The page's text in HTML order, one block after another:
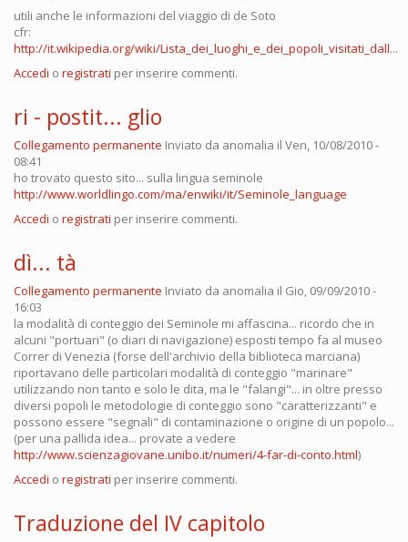
utili anche le informazioni del viaggio di de Soto
cfr:
http://it.wikipedia.org/wiki/Lista_dei_luoghi_e_dei_popoli_visitati_dall...
Accedi o registrati per inserire commenti.
ri - postit... glio
Collegamento permanente Inviato da anomalia il Ven, 10/08/2010 -
08:41
ho trovato questo sito... sulla lingua seminole
http://www.worldlingo.com/ma/enwiki/it/Seminole_language
Accedi o registrati per inserire commenti.
dì... tà
Collegamento permanente Inviato da anomalia il Gio, 09/09/2010 -
16:03
la modalità di conteggio dei Seminole mi affascina... ricordo che in
alcuni "portuari" (o diari di navigazione) esposti tempo fa al museo
Correr di Venezia (forse dell'archivio della biblioteca marciana)
riportavano delle particolari modalità di conteggio "marinare"
utilizzando non tanto e solo le dita, ma le "falangi"... in oltre presso
diversi popoli le metodologie di conteggio sono "caratterizzanti" e
possono essere "segnali" di contaminazione o origine di un popolo...
(per una pallida idea... provate a vedere
http://www.scienzagiovane.unibo.it/numeri/4-far-di-conto.html)
Accedi o registrati per inserire commenti.
Traduzione del IV capitolo